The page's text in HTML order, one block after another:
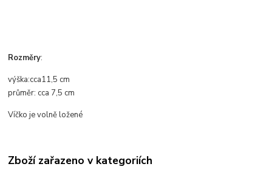
Rozměry:
výška:cca11,5 cm
průměr: cca 7,5 cm
Víčko je volně ložené
Zboží zařazeno v kategoriích